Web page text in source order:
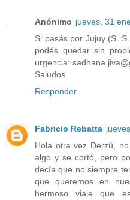
Anónimo jueves, 31
Si pasás por Jujuy (S.
podés quedar sin
urgencia:
Saludos.
Responder
Fabricio Rebatta
Hola otra vez Derzú,
algo y se cortó, pero
decía que no siempre
que queremos en
hermoso viaje que